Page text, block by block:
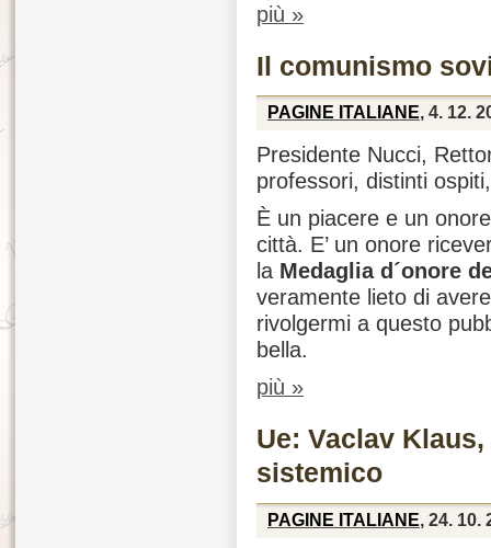
più »
Il comunismo
PAGINE ITALIANE, 4. 12.
Presidente Nucci,
professori, distinti
È un piacere e un
città. E’ un onore
la Medaglia d´onore
veramente lieto di
rivolgermi a questo
bella.
più »
Ue: Vaclav
sistemico
PAGINE ITALIANE, 24. 10.